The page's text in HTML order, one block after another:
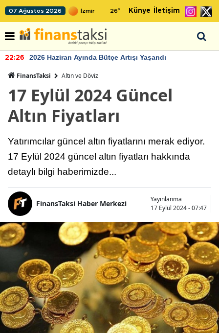
07 Ağustos 2026 26° Künye İletişim
22:26 2026 Haziran Ayında Bütçe Artışı Yaşandı
FinansTaksi Altın ve Döviz
17 Eylül 2024 Güncel
Altın Fiyatları
Yatırımcılar güncel altın fiyatlarını merak ediyor.
17 Eylül 2024 güncel altın fiyatları hakkında
detaylı bilgi haberimizde...
FinansTaksi Haber Merkezi
Yayınlanma
17 Eylül 2024 - 07:47